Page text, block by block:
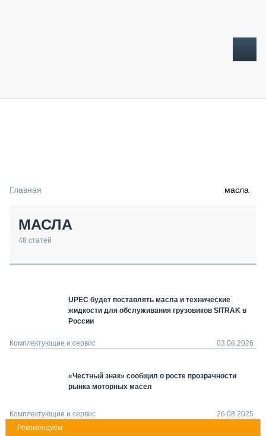
ТЕХНИКА КРУПНЫМ ПЛАНОМ
ИСПЫТАТЕЛИ
МЕРОПРИЯТИЯ
О ПРОЕКТЕ
Главная масла
МАСЛА
48 статей
UPEC будет поставлять масла и технические
жидкости для обслуживания грузовиков SITRAK в
России
Комплектующие и сервис 03.06.2026
«Честный знак» сообщил о росте прозрачности
рынка моторных масел
Комплектующие и сервис 26.08.2025